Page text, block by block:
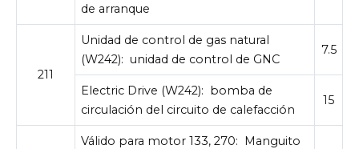
de arranque
211
Unidad de control de gas natural
(W242): unidad de control de GNC
7.5
Electric Drive (W242): bomba de
circulación del circuito de calefacción
15
Válido para motor 133, 270: Manguito